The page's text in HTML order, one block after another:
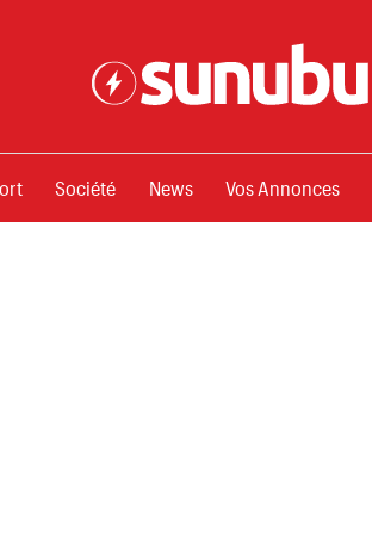
Société News Vos Annonces